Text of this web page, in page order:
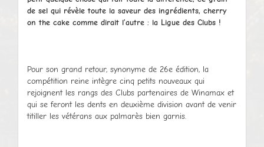
de sel qui révèle toute la saveur des ingrédients, cherry
on the cake comme dirait l’autre : la Ligue des Clubs !
Pour son grand retour, synonyme de 26e édition, la
compétition reine intègre cinq petits nouveaux qui
rejoignent les rangs des Clubs partenaires de Winamax et
qui se feront les dents en deuxième division avant de venir
titiller les vétérans aux palmarès bien garnis.